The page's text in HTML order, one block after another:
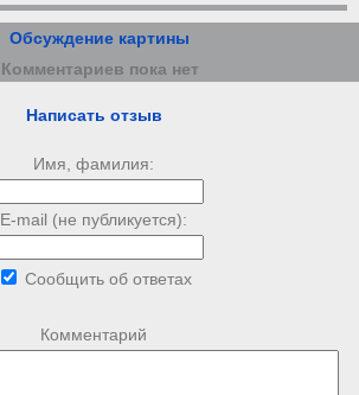
Обсуждение картины
Комментариев пока нет
Написать отзыв
Имя, фамилия:
E-mail (не публикуется):
Сообщить об ответах
Комментарий